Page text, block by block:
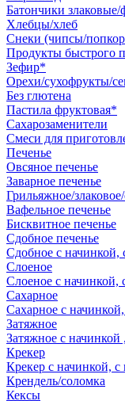
Батончики
Хлебцы/хлеб
Снеки (чипсы/
Продукты быстрого
Зефир*
Орехи/сухофрукты/
Без глютена
Пастила фруктовая*
Сахарозаменители
Смеси для
Печенье
Овсяное печенье
Заварное печенье
Грильяжное/
Вафельное печенье
Бисквитное печенье
Сдобное печенье
Сдобное с начинкой,
Слоеное
Слоеное с начинкой,
Сахарное
Сахарное с
Затяжное
Затяжное с начинкой
Крекер
Крекер с начинкой, с
Крендель/соломка
Кексы